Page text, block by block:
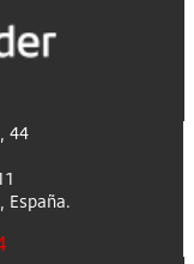
44
España.